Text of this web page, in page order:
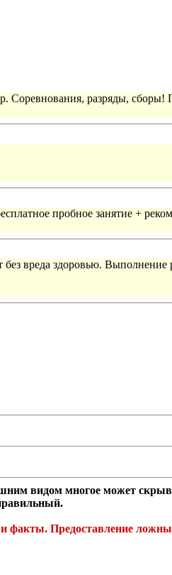
Соревнования, разряды, сборы!
пробное занятие +
вреда здоровью.
видом многое может
Предоставление ложных